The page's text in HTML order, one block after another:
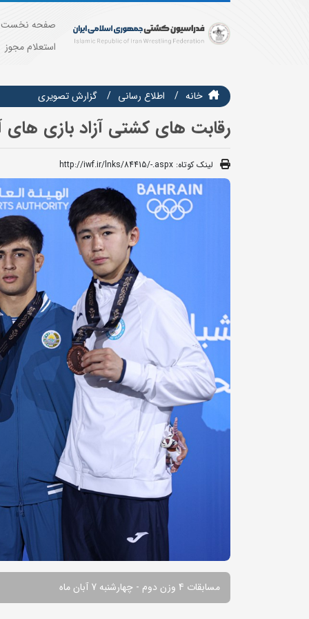
صفحه نخست
استعلام مجوز
خانه اطلاع رسانی گزارش تصويري
رقابت های کشتی آزاد بازی های
لینک کوتاه: http://iwf.ir/lnks/84415/-.aspx
مسابقات 4 وزن دوم - چهارشنبه 7 آبان ماه